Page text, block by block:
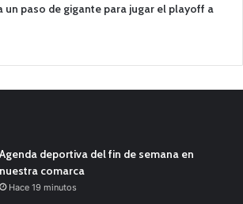
un paso de gigante para jugar el playoff a
Agenda deportiva del fin de semana en
nuestra comarca
Hace 19 minutos